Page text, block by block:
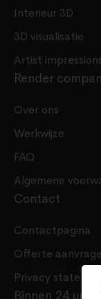
Interieur 3D
3D visualisatie
Artist
Render
Over ons
Werkwijze
FAQ
Algemene
Contact
Contactpagina
Offerte
Privacy statement
Binnen 24 uur